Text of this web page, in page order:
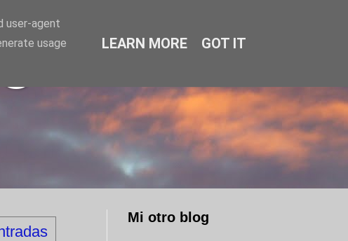
Mi otro blog
user-agent
usage
LEARN MORE GOT IT